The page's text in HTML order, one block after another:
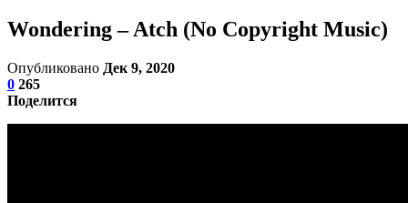
Wondering – Atch (No Copyright Music)
Опубликовано Дек 9, 2020
0 265
Поделится